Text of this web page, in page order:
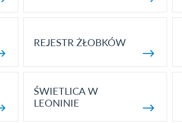
REJESTR ŻŁOBKÓW
ŚWIETLICA W
LEONINIE